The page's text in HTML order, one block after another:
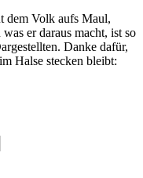
dem Volk aufs Maul,
er daraus macht, ist so
Danke dafür,
Halse stecken bleibt: